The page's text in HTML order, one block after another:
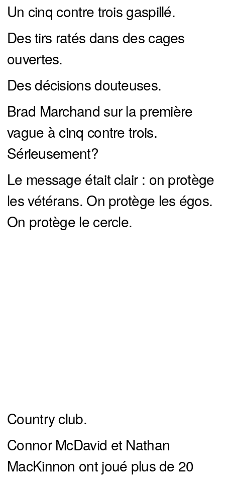
Un cinq contre trois gaspillé.
Des tirs ratés dans des cages
ouvertes.
Des décisions douteuses.
Brad Marchand sur la première
vague à cinq contre trois.
Sérieusement?
Le message était clair : on protège
les vétérans. On protège les égos.
On protège le cercle.
Country club.
Connor McDavid et Nathan
MacKinnon ont joué plus de 20